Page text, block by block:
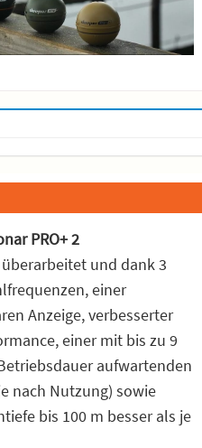
PRO+ 2
und dank 3
einer
Anzeige, verbesserter
einer mit bis zu 9
aufwartenden
nach Nutzung) sowie
bis 100 m besser als je